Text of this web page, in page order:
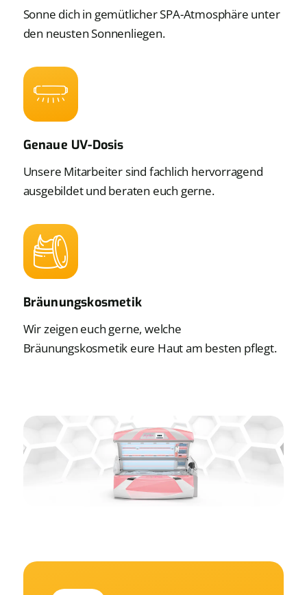
Sonne dich in gemütlicher SPA-Atmosphäre unter
den neusten Sonnenliegen.
Genaue UV-Dosis
Unsere Mitarbeiter sind fachlich hervorragend
ausgebildet und beraten euch gerne.
Bräunungskosmetik
Wir zeigen euch gerne, welche
Bräunungskosmetik eure Haut am besten pflegt.